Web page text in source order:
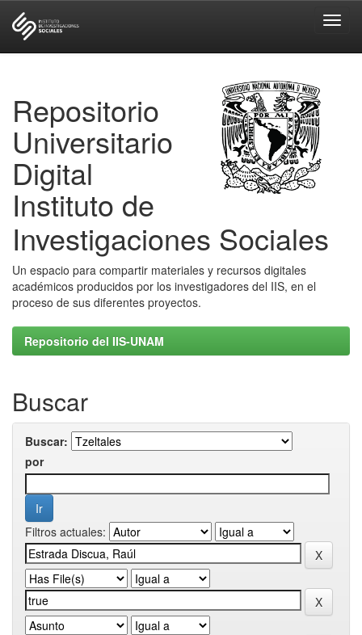
Repositorio
Universitario
Digital
Instituto de
Investigaciones Sociales
Un espacio para compartir materiales y recursos digitales
académicos producidos por los investigadores del IIS, en el
proceso de sus diferentes proyectos.
Repositorio del IIS-UNAM
Buscar
Buscar:
por
Filtros actuales: